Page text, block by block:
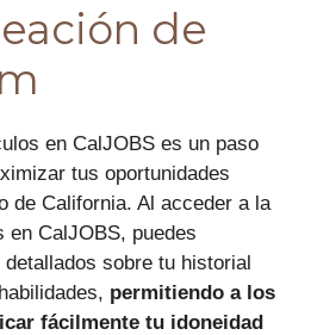
de
en CalJOBS es un paso
tus oportunidades
de California. Al acceder a la
CalJOBS, puedes
sobre tu historial
permitiendo a los
fácilmente tu idoneidad